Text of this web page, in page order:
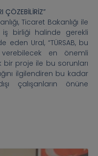
ÇÖZEBİLİRİZ”
Ticaret Bakanlığı ile
iş birliği halinde gerekli
Ural, “TÜRSAB, bu
en önemli
proje ile bu sorunları
ilgilendiren bu kadar
çalışanların önüne